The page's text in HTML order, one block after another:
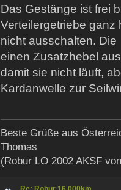
Das Gestänge ist frei
Verteilergetriebe ganz
nicht ausschalten.
einen Zusatzhebel
damit sie nicht läuft,
Kardanwelle zur
Beste Grüße aus
Thomas
(Robur LO 2002 AKSF